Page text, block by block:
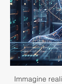
Immagine